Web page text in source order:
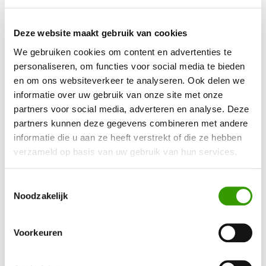
Deze website maakt gebruik van cookies
We gebruiken cookies om content en advertenties te
personaliseren, om functies voor social media te bieden
en om ons websiteverkeer te analyseren. Ook delen we
informatie over uw gebruik van onze site met onze
partners voor social media, adverteren en analyse. Deze
partners kunnen deze gegevens combineren met andere
informatie die u aan ze heeft verstrekt of die ze hebben
verzameld op basis van uw gebruik van hun services.
Noodzakelijk
Voorkeuren
Hoe onderhoud je kunstplanten?
Alle kunstplanten die wij leveren zijn bijzonder onderhoudsarm.
Een keer per veertien dagen afnemen met een Swiffer is genoeg
om maximaal te genieten van de kunstplanten. Dat kan erg
lang, want de levensduur van onze kunstplanten is gemiddeld
ruim 10 jaar.
passende uitstraling
Doordat de kunst ficus in meerdere hoogtes (125, 150, 180 en